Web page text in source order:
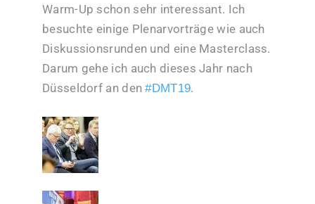
Warm-Up schon sehr interessant. Ich
besuchte einige Plenarvorträge wie auch
Diskussionsrunden und eine Masterclass.
Darum gehe ich auch dieses Jahr nach
Düsseldorf an den#DMT19.